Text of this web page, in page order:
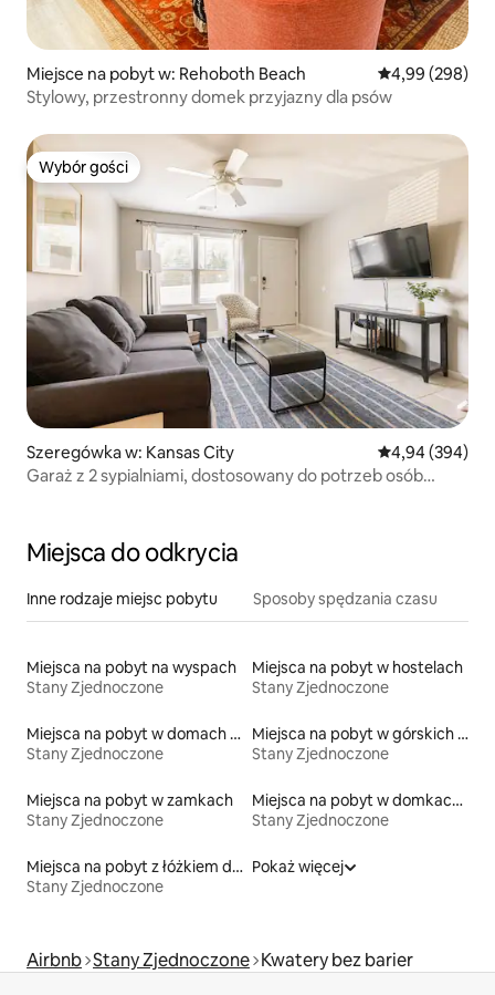
Miejsce na pobyt w: Rehoboth Beach Średnia
4,99 (298)
Stylowy, przestronny domek przyjazny dla psów
Wybór gości
Wybór gości
Szeregówka w: Kansas City Średnia
4,94 (394)
Garaż z 2 sypialniami, dostosowany do potrzeb osób
Miejsca do odkrycia
Inne rodzaje miejsc pobytu Sposoby spędzania czasu
Miejsca na pobyt na wyspach
Stany Zjednoczone
Miejsca na pobyt w hostelach
Stany Zjednoczone
Miejsca na pobyt w domach w pobliżu jeziora
Stany Zjednoczone
Miejsca na pobyt w górskich chatach
Stany Zjednoczone
Miejsca na pobyt w zamkach
Stany Zjednoczone
Miejsca na pobyt w domkach na drzewie
Stany Zjednoczone
Miejsca na pobyt z łóżkiem dla osoby z niepełnosprawnością
Stany Zjednoczone
Pokaż więcej
Airbnb Stany Zjednoczone Kwatery bez barier